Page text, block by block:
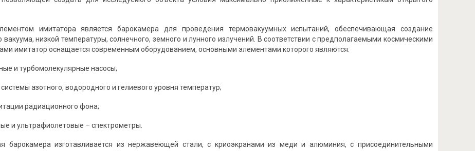
имитатора является барокамера для проведения термовакуумных испытаний, обеспечивающая создание
вакуума, низкой температуры, солнечного, земного и лунного излучений. В соответствии с предполагаемыми космическими
имитатор оснащается современным оборудованием, основными элементами которого являются:
и турбомолекулярные насосы;
азотного, водородного и гелиевого уровня температур;
радиационного фона;
и ультрафиолетовые – спектрометры.
барокамера изготавливается из нержавеющей стали, с криоэкранами из меди и алюминия, с присоединительными